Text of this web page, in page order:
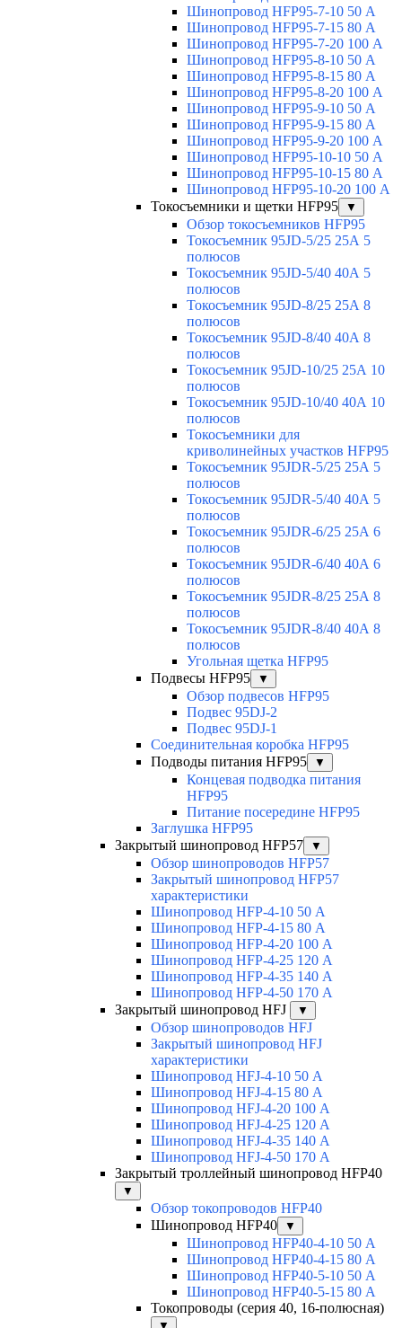
Шинопровод HFP95-7-10 50 А
Шинопровод HFP95-7-15 80 А
Шинопровод HFP95-7-20 100 А
Шинопровод HFP95-8-10 50 А
Шинопровод HFP95-8-15 80 А
Шинопровод HFP95-8-20 100 А
Шинопровод HFP95-9-10 50 А
Шинопровод HFP95-9-15 80 А
Шинопровод HFP95-9-20 100 А
Шинопровод HFP95-10-10 50 А
Шинопровод HFP95-10-15 80 А
Шинопровод HFP95-10-20 100 А
Токосъемники и щетки HFP95
▼
Обзор токосъемников HFP95
Токосъемник 95JD-5/25 25А 5
полюсов
Токосъемник 95JD-5/40 40А 5
полюсов
Токосъемник 95JD-8/25 25А 8
полюсов
Токосъемник 95JD-8/40 40А 8
полюсов
Токосъемник 95JD-10/25 25А 10
полюсов
Токосъемник 95JD-10/40 40А 10
полюсов
Токосъемники для
криволинейных участков HFP95
Токосъемник 95JDR-5/25 25А 5
полюсов
Токосъемник 95JDR-5/40 40А 5
полюсов
Токосъемник 95JDR-6/25 25А 6
полюсов
Токосъемник 95JDR-6/40 40А 6
полюсов
Токосъемник 95JDR-8/25 25А 8
полюсов
Токосъемник 95JDR-8/40 40А 8
полюсов
Угольная щетка HFP95
Подвесы HFP95
▼
Обзор подвесов HFP95
Подвес 95DJ-2
Подвес 95DJ-1
Соединительная коробка HFP95
Подводы питания HFP95
▼
Концевая подводка питания
HFP95
Питание посередине HFP95
Заглушка HFP95
Закрытый шинопровод HFP57
▼
Обзор шинопроводов HFP57
Закрытый шинопровод HFP57
характеристики
Шинопровод HFP-4-10 50 А
Шинопровод HFP-4-15 80 А
Шинопровод HFP-4-20 100 А
Шинопровод HFP-4-25 120 А
Шинопровод HFP-4-35 140 А
Шинопровод HFP-4-50 170 А
Закрытый шинопровод HFJ
▼
Обзор шинопроводов HFJ
Закрытый шинопровод HFJ
характеристики
Шинопровод HFJ-4-10 50 А
Шинопровод HFJ-4-15 80 А
Шинопровод HFJ-4-20 100 А
Шинопровод HFJ-4-25 120 А
Шинопровод HFJ-4-35 140 А
Шинопровод HFJ-4-50 170 А
Закрытый троллейный шинопровод HFP40
▼
Обзор токопроводов HFP40
Шинопровод HFP40
▼
Шинопровод HFP40-4-10 50 А
Шинопровод HFP40-4-15 80 А
Шинопровод HFP40-5-10 50 А
Шинопровод HFP40-5-15 80 А
Токопроводы (серия 40, 16-полюсная)